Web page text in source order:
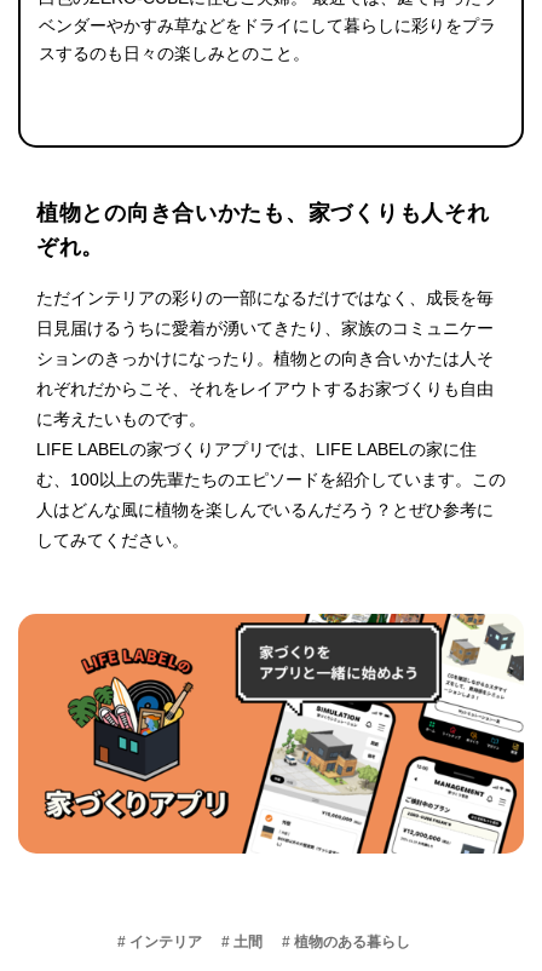
ベンダーやかすみ草などをドライにして暮らしに彩りをプラ
スするのも日々の楽しみとのこと。
植物との向き合いかたも、家づくりも人それ
ぞれ。
ただインテリアの彩りの一部になるだけではなく、成長を毎
日見届けるうちに愛着が湧いてきたり、家族のコミュニケー
ションのきっかけになったり。植物との向き合いかたは人そ
れぞれだからこそ、それをレイアウトするお家づくりも自由
に考えたいものです。
LIFE LABELの家づくりアプリでは、LIFE LABELの家に住
む、100以上の先輩たちのエピソードを紹介しています。この
人はどんな風に植物を楽しんでいるんだろう？とぜひ参考に
してみてください。
# インテリア # 土間 # 植物のある暮らし